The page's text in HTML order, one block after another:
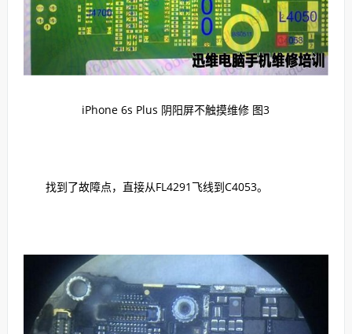
iPhone 6s Plus 阴阳屏不触摸维修 图3
找到了故障点，直接从FL4291飞线到C4053。